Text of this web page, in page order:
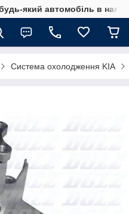
який автомобіль в
Система охолодження KIA